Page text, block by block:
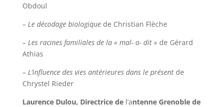
Obdoul
– Le décodage biologiquede Christian Flèche
– Les racines familiales de la « mal- a- dit » de Gérard
Athias
– L’influence des vies antérieures dans le présentde
Chrystel Rieder
Laurence Dulou, Directrice del’antenne Grenoble de